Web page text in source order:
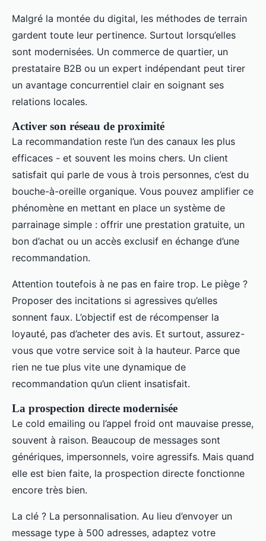
Malgré la montée du digital, les méthodes de terrain
gardent toute leur pertinence. Surtout lorsqu’elles
sont modernisées. Un commerce de quartier, un
prestataire B2B ou un expert indépendant peut tirer
un avantage concurrentiel clair en soignant ses
relations locales.
Activer son réseau de proximité
La recommandation reste l’un des canaux les plus
efficaces - et souvent les moins chers. Un client
satisfait qui parle de vous à trois personnes, c’est du
bouche-à-oreille organique. Vous pouvez amplifier ce
phénomène en mettant en place un système de
parrainage simple : offrir une prestation gratuite, un
bon d’achat ou un accès exclusif en échange d’une
recommandation.
Attention toutefois à ne pas en faire trop. Le piège ?
Proposer des incitations si agressives qu’elles
sonnent faux. L’objectif est de récompenser la
loyauté, pas d’acheter des avis. Et surtout, assurez-
vous que votre service soit à la hauteur. Parce que
rien ne tue plus vite une dynamique de
recommandation qu’un client insatisfait.
La prospection directe modernisée
Le cold emailing ou l’appel froid ont mauvaise presse,
souvent à raison. Beaucoup de messages sont
génériques, impersonnels, voire agressifs. Mais quand
elle est bien faite, la prospection directe fonctionne
encore très bien.
La clé ? La personnalisation. Au lieu d’envoyer un
message type à 500 adresses, adaptez votre